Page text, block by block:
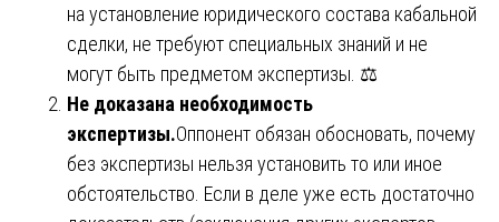
на установление юридического состава кабальной
сделки, не требуют специальных знаний и не
могут быть предметом экспертизы. ⚖️
Не доказана необходимость
экспертизы.Оппонент обязан обосновать, почему
без экспертизы нельзя установить то или иное
обстоятельство. Если в деле уже есть достаточно